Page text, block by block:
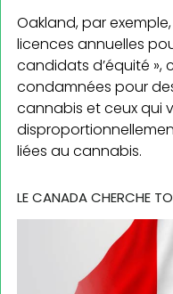
Oakland, par
licences annuelles
candidats d’équité »,
condamnées pour
cannabis et ceux qui
liées au cannabis.
LE CANADA CHERCHE